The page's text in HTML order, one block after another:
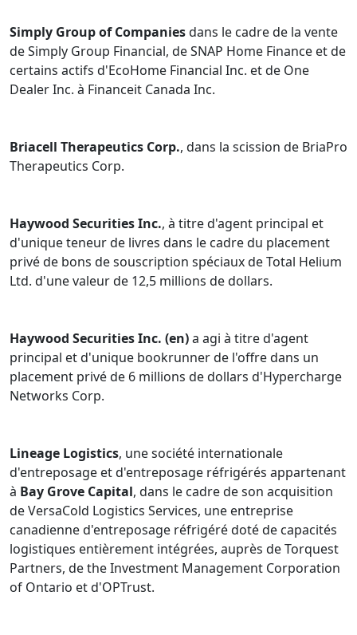
Simply Group of Companiesdans le cadre de la vente
de Simply Group Financial, de SNAP Home Finance et de
certains actifs d'EcoHome Financial Inc. et de One
Dealer Inc. à Financeit Canada Inc.
Briacell Therapeutics Corp., dans la scission de BriaPro
Therapeutics Corp.
Haywood Securities Inc., à titre d'agent principal et
d'unique teneur de livres dans le cadre du placement
privé de bons de souscription spéciaux de Total Helium
Ltd. d'une valeur de 12,5 millions de dollars.
Haywood Securities Inc. (en)a agi à titre d'agent
principal et d'unique bookrunner de l'offre dans un
placement privé de 6 millions de dollars d'Hypercharge
Networks Corp.
Lineage Logistics, une société internationale
d'entreposage et d'entreposage réfrigérés appartenant
à Bay Grove Capital, dans le cadre de son acquisition
de VersaCold Logistics Services, une entreprise
canadienne d'entreposage réfrigéré doté de capacités
logistiques entièrement intégrées, auprès de Torquest
Partners, de the Investment Management Corporation
of Ontario et d'OPTrust.